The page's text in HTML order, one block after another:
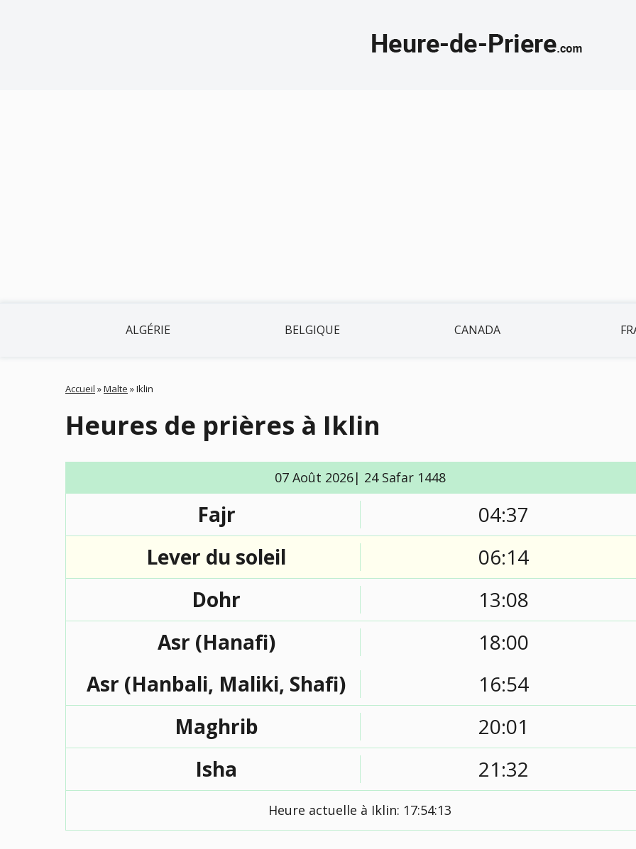
ALGÉRIE BELGIQUE CANADA
Accueil »Malte »Iklin
Heures de prières à Iklin
07 Août 2026| 24 Safar 1448
Fajr
04:37
Lever du soleil
06:14
Dohr
13:08
Asr (Hanafi)
18:00
Asr (Hanbali, Maliki, Shafi)
16:54
Maghrib
20:01
Isha
21:32
Heure actuelle à Iklin: 17:54:14